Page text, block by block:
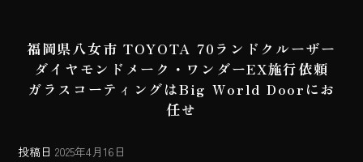
福岡県八女市 TOYOTA 70ランドクルーザー
ダイヤモンドメーク・ワンダーEX施行依頼
ガラスコーティングはBig World Doorにお
任せ
投稿日 2025年4月16日